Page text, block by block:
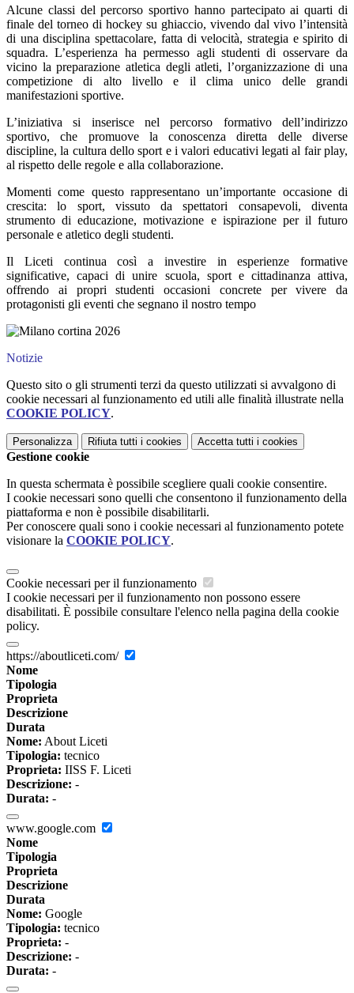
Alcune classi del percorso sportivo hanno partecipato ai quarti di
finale del torneo di hockey su ghiaccio, vivendo dal vivo l’intensità
di una disciplina spettacolare, fatta di velocità, strategia e spirito di
squadra. L’esperienza ha permesso agli studenti di osservare da
vicino la preparazione atletica degli atleti, l’organizzazione di una
competizione di alto livello e il clima unico delle grandi
manifestazioni sportive.
L’iniziativa si inserisce nel percorso formativo dell’indirizzo
sportivo, che promuove la conoscenza diretta delle diverse
discipline, la cultura dello sport e i valori educativi legati al fair play,
al rispetto delle regole e alla collaborazione.
Momenti come questo rappresentano un’importante occasione di
crescita: lo sport, vissuto da spettatori consapevoli, diventa
strumento di educazione, motivazione e ispirazione per il futuro
personale e atletico degli studenti.
Il Liceti continua così a investire in esperienze formative
significative, capaci di unire scuola, sport e cittadinanza attiva,
offrendo ai propri studenti occasioni concrete per vivere da
protagonisti gli eventi che segnano il nostro tempo
Notizie
Questo sito o gli strumenti terzi da questo utilizzati si avvalgono di
cookie necessari al funzionamento ed utili alle finalità illustrate nella
COOKIE POLICY.
Personalizza Rifiuta tutti i cookies Accetta tutti i cookies
Gestione cookie
In questa schermata è possibile scegliere quali cookie consentire.
I cookie necessari sono quelli che consentono il funzionamento della
piattaforma e non è possibile disabilitarli.
Per conoscere quali sono i cookie necessari al funzionamento potete
visionare la COOKIE POLICY.
Cookie necessari per il funzionamento
I cookie necessari per il funzionamento non possono essere
disabilitati. È possibile consultare l'elenco nella pagina della cookie
policy.
https://aboutliceti.com/
Nome
Tipologia
Proprieta
Descrizione
Durata
Nome: About Liceti
Tipologia: tecnico
Proprieta: IISS F. Liceti
Descrizione: -
Durata: -
www.google.com
Nome
Tipologia
Proprieta
Descrizione
Durata
Nome: Google
Tipologia: tecnico
Proprieta: -
Descrizione: -
Durata: -